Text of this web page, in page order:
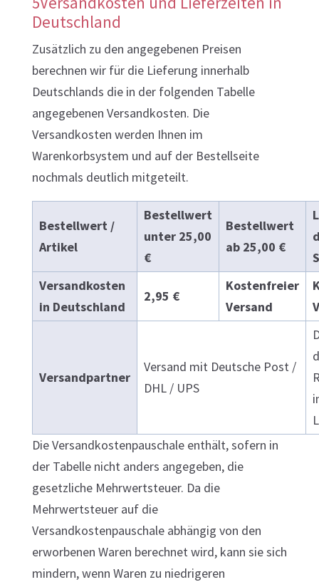
Deutschland
Zusätzlich zu den angegebenen Preisen
berechnen wir für die Lieferung innerhalb
Deutschlands die in der folgenden Tabelle
angegebenen Versandkosten. Die
Versandkosten werden Ihnen im
Warenkorbsystem und auf der Bestellseite
nochmals deutlich mitgeteilt.
Bestellwert /
Artikel
Bestellwert
unter 25,00
€
Bestellwert
ab 25,00 €
Versandkosten
in Deutschland
2,95 €
Kostenfreier
Versand
Versandpartner
Versand mit Deutsche Post /
DHL / UPS
Die Versandkostenpauschale enthält, sofern in
der Tabelle nicht anders angegeben, die
gesetzliche Mehrwertsteuer. Da die
Mehrwertsteuer auf die
Versandkostenpauschale abhängig von den
erworbenen Waren berechnet wird, kann sie sich
mindern, wenn Waren zu niedrigeren